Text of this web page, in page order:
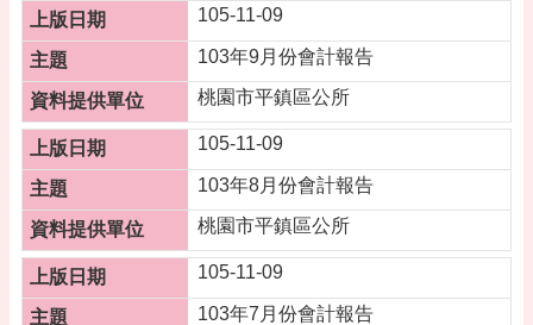
網
站
資
料
開
放
宣
告
網
站
安
105-11-09
103年9月份會計報告
桃園市平鎮區公所
105-11-09
103年8月份會計報告
桃園市平鎮區公所
105-11-09
103年7月份會計報告